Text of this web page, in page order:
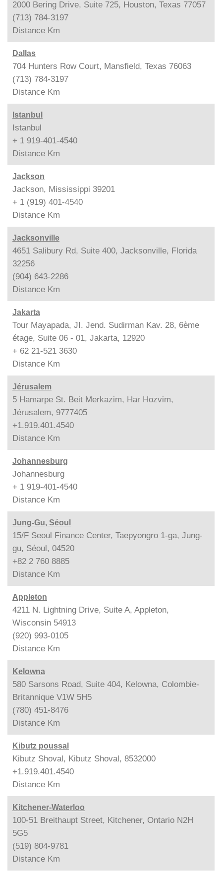
2000 Bering Drive, Suite 725, Houston, Texas 77057
(713) 784-3197
Distance Km
Dallas
704 Hunters Row Court, Mansfield, Texas 76063
(713) 784-3197
Distance Km
Istanbul
Istanbul
+ 1 919-401-4540
Distance Km
Jackson
Jackson, Mississippi 39201
+ 1 (919) 401-4540
Distance Km
Jacksonville
4651 Salibury Rd, Suite 400, Jacksonville, Florida
32256
(904) 643-2286
Distance Km
Jakarta
Tour Mayapada, JI. Jend. Sudirman Kav. 28, 6ème
étage, Suite 06 - 01, Jakarta, 12920
+ 62 21-521 3630
Distance Km
Jérusalem
5 Hamarpe St. Beit Merkazim, Har Hozvim,
Jérusalem, 9777405
+1.919.401.4540
Distance Km
Johannesburg
Johannesburg
+ 1 919-401-4540
Distance Km
Jung-Gu, Séoul
15/F Seoul Finance Center, Taepyongro 1-ga, Jung-
gu, Séoul, 04520
+82 2 760 8885
Distance Km
Appleton
4211 N. Lightning Drive, Suite A, Appleton,
Wisconsin 54913
(920) 993-0105
Distance Km
Kelowna
580 Sarsons Road, Suite 404, Kelowna, Colombie-
Britannique V1W 5H5
(780) 451-8476
Distance Km
Kibutz poussal
Kibutz Shoval, Kibutz Shoval, 8532000
+1.919.401.4540
Distance Km
Kitchener-Waterloo
100-51 Breithaupt Street, Kitchener, Ontario N2H
5G5
(519) 804-9781
Distance Km